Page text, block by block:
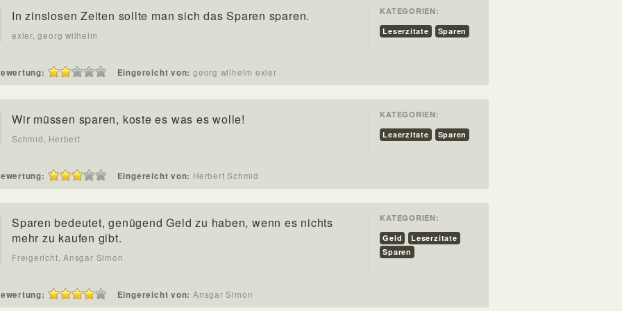
In zinslosen Zeiten sollte man sich das Sparen sparen.
exler, georg wilhelm
KATEGORIEN:
Leserzitate
Sparen
Eingereicht von: georg wilhelm exler
Wir müssen sparen, koste es was es wolle!
Schmid, Herbert
KATEGORIEN:
Leserzitate
Sparen
Eingereicht von: Herbert Schmid
Sparen bedeutet, genügend Geld zu haben, wenn es nichts
mehr zu kaufen gibt.
Freigericht, Ansgar Simon
KATEGORIEN:
Geld
Leserzitate
Sparen
Eingereicht von: Ansgar Simon